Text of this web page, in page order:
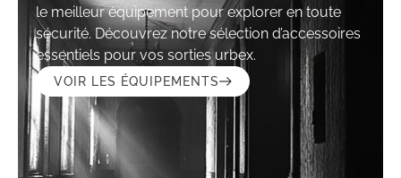
le meilleur équipement pour explorer en toute
sécurité. Découvrez notre sélection d’accessoires
essentiels pour vos sorties urbex.
VOIR LES ÉQUIPEMENTS